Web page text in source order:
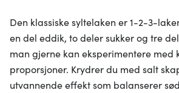
Den klassiske syltelaken er 1-2-3-
en del eddik, to deler sukker og tre
man gjerne kan eksperimentere med
proporsjoner. Krydrer du med salt
utvannende effekt som balanserer